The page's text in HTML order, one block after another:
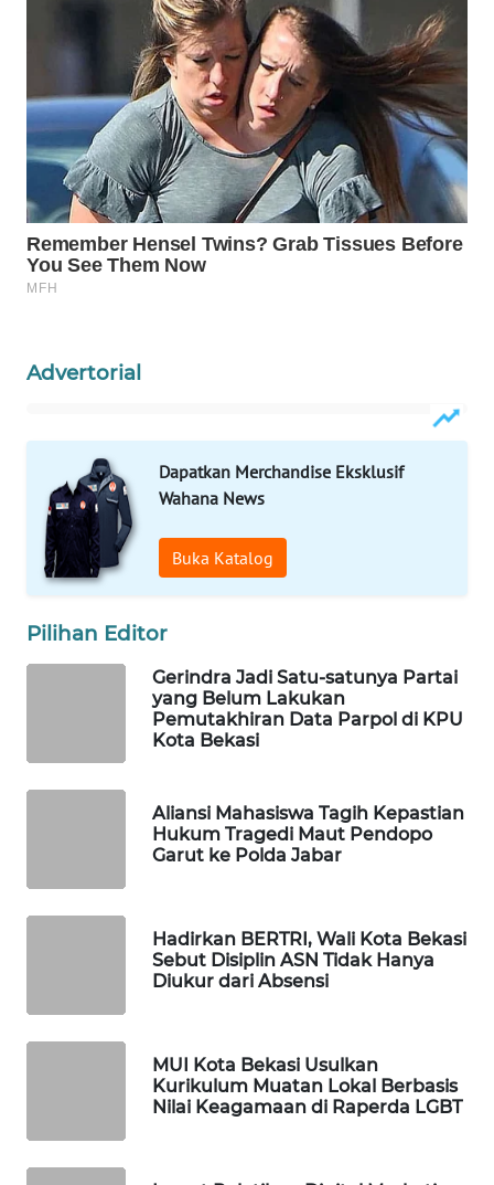
Advertorial
Dapatkan Merchandise Eksklusif
Wahana News
Buka Katalog
Pilihan Editor
Gerindra Jadi Satu-satunya Partai
yang Belum Lakukan
Pemutakhiran Data Parpol di KPU
Kota Bekasi
Aliansi Mahasiswa Tagih Kepastian
Hukum Tragedi Maut Pendopo
Garut ke Polda Jabar
Hadirkan BERTRI, Wali Kota Bekasi
Sebut Disiplin ASN Tidak Hanya
Diukur dari Absensi
MUI Kota Bekasi Usulkan
Kurikulum Muatan Lokal Berbasis
Nilai Keagamaan di Raperda LGBT
WAHANANEWS
WAHANANEWS
CO ID
WAHANANEWS
NET
WAHANA
SPORT
SELEB
WAHANA
PERSONA
WAHANA
OTOMOTIF
WAHANA
DESA
WISATA
WALINKI